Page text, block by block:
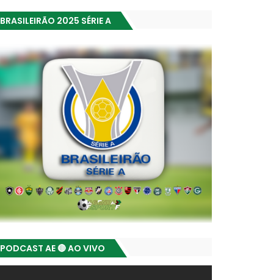
BRASILEIRÃO 2025 SÉRIE A
PODCAST AE 🔴 AO VIVO